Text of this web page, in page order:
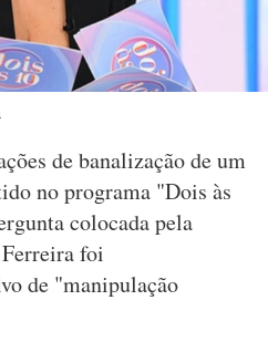
de banalização de um
no programa "Dois às
colocada pela
foi
de "manipulação